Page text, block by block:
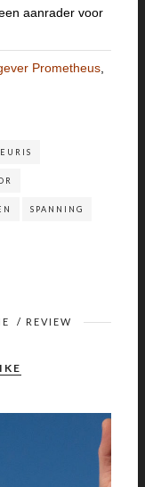
aanrader voor
Prometheus
SPANNING
/ REVIEW